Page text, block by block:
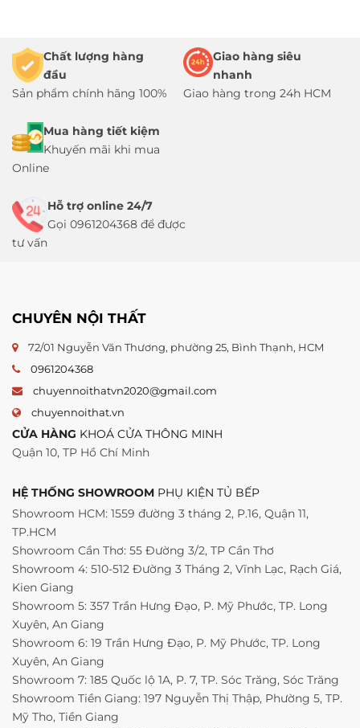
Chất lượng hàng
đầu
Sản phẩm chính hãng 100%
Giao hàng siêu
nhanh
Giao hàng trong 24h HCM
Mua hàng tiết kiệm
Khuyến mãi khi mua
Online
Hỗ trợ online 24/7
Gọi 0961204368 để được
tư vấn
CHUYÊN NỘI THẤT
72/01 Nguyễn Văn Thương, phường 25, Bình Thạnh, HCM
0961204368
chuyennoithatvn2020@gmail.com
chuyennoithat.vn
CỬA HÀNG KHOÁ CỬA THÔNG MINH
Quận 10, TP Hồ Chí Minh
HỆ THỐNG SHOWROOM PHỤ KIỆN TỦ BẾP
Showroom HCM: 1559 đường 3 tháng 2, P.16, Quận 11,
TP.HCM
Showroom Cần Thơ: 55 Đường 3/2, TP Cần Thơ
Showroom 4: 510-512 Đường 3 Tháng 2, Vĩnh Lạc, Rạch Giá,
Kien Giang
Showroom 5: 357 Trần Hưng Đạo, P. Mỹ Phước, TP. Long
Xuyên, An Giang
Showroom 6: 19 Trần Hưng Đạo, P. Mỹ Phước, TP. Long
Xuyên, An Giang
Showroom 7: 185 Quốc lộ 1A, P. 7, TP. Sóc Trăng, Sóc Trăng
Showroom Tiền Giang: 197 Nguyễn Thị Thập, Phường 5, TP.
Mỹ Tho, Tiền Giang